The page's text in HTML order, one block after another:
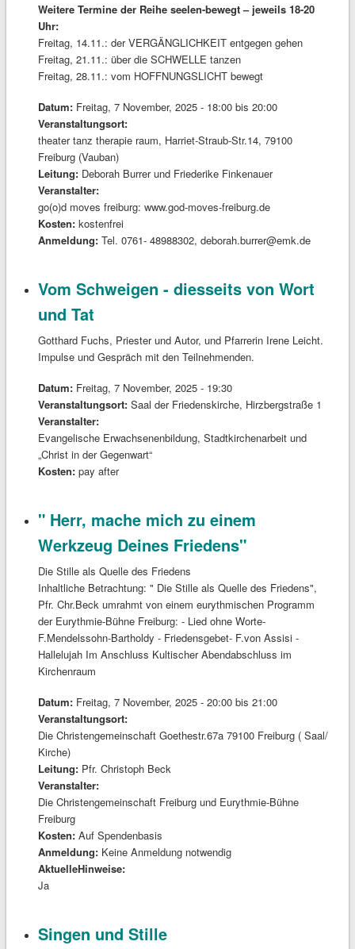
Weitere Termine der Reihe seelen-bewegt – jeweils 18-20
Uhr:
Freitag, 14.11.: der VERGÄNGLICHKEIT entgegen gehen
Freitag, 21.11.: über die SCHWELLE tanzen
Freitag, 28.11.: vom HOFFNUNGSLICHT bewegt
Datum: Freitag, 7 November, 2025 - 18:00bis 20:00
Veranstaltungsort:
theater tanz therapie raum, Harriet-Straub-Str.14, 79100
Freiburg (Vauban)
Leitung: Deborah Burrer und Friederike Finkenauer
Veranstalter:
go(o)d moves freiburg: www.god-moves-freiburg.de
Kosten: kostenfrei
Anmeldung: Tel. 0761- 48988302, deborah.burrer@emk.de
Vom Schweigen - diesseits von Wort
und Tat
Gotthard Fuchs, Priester und Autor, und Pfarrerin Irene Leicht.
Impulse und Gespräch mit den Teilnehmenden.
Datum: Freitag, 7 November, 2025 - 19:30
Veranstaltungsort: Saal der Friedenskirche, Hirzbergstraße 1
Veranstalter:
Evangelische Erwachsenenbildung, Stadtkirchenarbeit und
„Christ in der Gegenwart“
Kosten: pay after
" Herr, mache mich zu einem
Werkzeug Deines Friedens"
Die Stille als Quelle des Friedens
Inhaltliche Betrachtung: " Die Stille als Quelle des Friedens",
Pfr. Chr.Beck umrahmt von einem eurythmischen Programm
der Eurythmie-Bühne Freiburg: - Lied ohne Worte-
F.Mendelssohn-Bartholdy - Friedensgebet- F.von Assisi -
Hallelujah Im Anschluss Kultischer Abendabschluss im
Kirchenraum
Datum: Freitag, 7 November, 2025 - 20:00bis 21:00
Veranstaltungsort:
Die Christengemeinschaft Goethestr.67a 79100 Freiburg ( Saal/
Kirche)
Leitung: Pfr. Christoph Beck
Veranstalter:
Die Christengemeinschaft Freiburg und Eurythmie-Bühne
Freiburg
Kosten: Auf Spendenbasis
Anmeldung: Keine Anmeldung notwendig
AktuelleHinweise:
Ja
Singen und Stille